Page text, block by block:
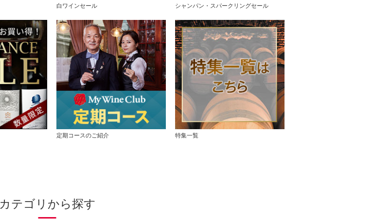
白ワインセール シャンパン・スパークリングセール
定期コースのご紹介 特集一覧
カテゴリから探す